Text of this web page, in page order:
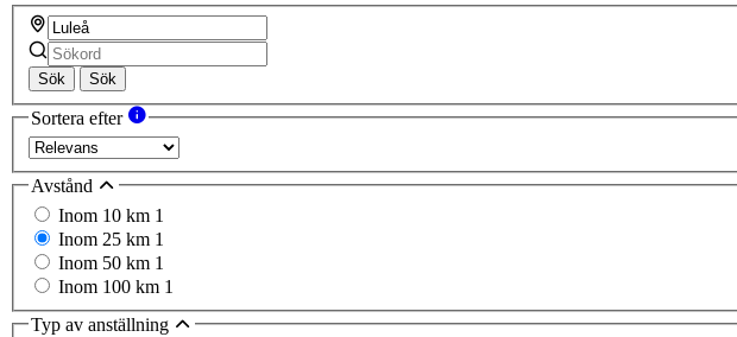
Sök Sök
Sortera efter
Avstånd
Inom 10 km 1
Inom 25 km 1
Inom 50 km 1
Inom 100 km 1
Typ av anställning